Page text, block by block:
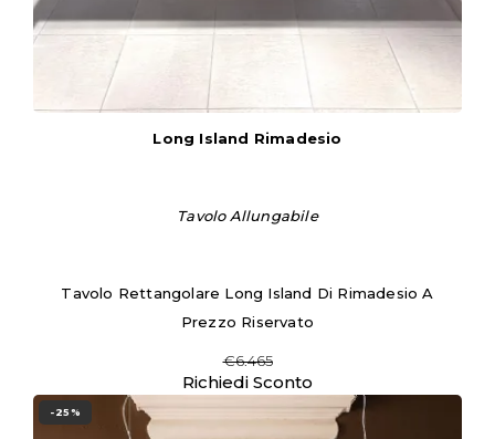
Long Island Rimadesio
Tavolo Allungabile
Tavolo Rettangolare Long Island Di Rimadesio A
Prezzo Riservato
€6.465
Richiedi Sconto
-25%